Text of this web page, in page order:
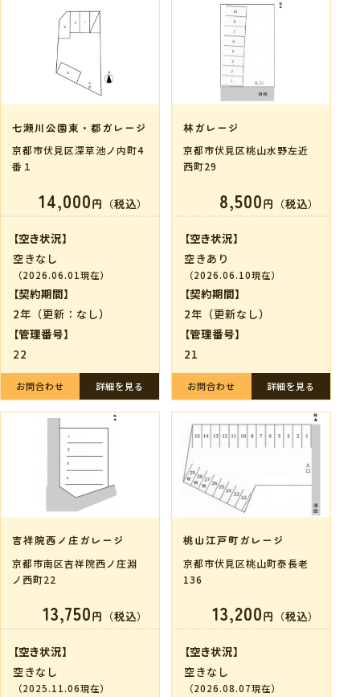
七瀬川公園東・都ガレージ
京都市伏見区深草池ノ内町4
番１
14,000円（税込）
【空き状況】
空きなし
（2026.06.01現在）
【契約期間】
2年（更新：なし）
【管理番号】
22
お問合わせ 詳細を見る
林ガレージ
京都市伏見区桃山水野左近
西町29
8,500円（税込）
【空き状況】
空きあり
（2026.06.10現在）
【契約期間】
2年（更新なし）
【管理番号】
21
お問合わせ 詳細を見る
吉祥院西ノ庄ガレージ
京都市南区吉祥院西ノ庄淵
ノ西町22
13,750円（税込）
【空き状況】
空きなし
（2025.11.06現在）
桃山江戸町ガレージ
京都市伏見区桃山町泰長老
136
13,200円（税込）
【空き状況】
空きなし
（2026.08.07現在）